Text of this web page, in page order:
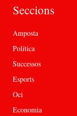
Seccions
Amposta
Política
Successos
Esports
Oci
Economia